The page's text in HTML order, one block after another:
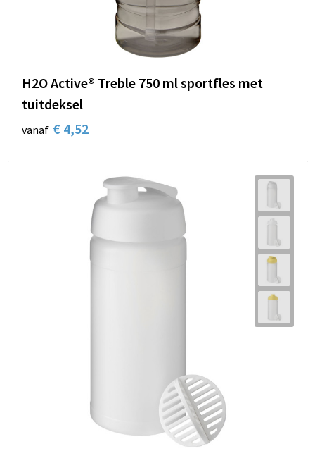
H2O Active® Treble 750 ml sportfles met
tuitdeksel
vanaf € 4,52